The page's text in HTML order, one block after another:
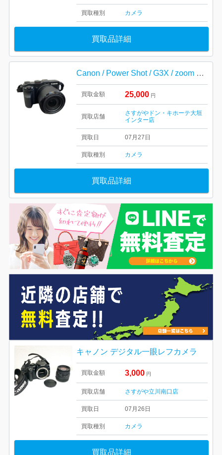
買取種別 カメラ
買取品詳細
Canon / Power Shot / G3X / zoom Lens 8.8-220.0mm / キャノン / パワーショット / 一眼レフカメラ
買取金額 25,000 円
買取店舗
さすがやドン・キホーテ大垣
インター店
買取日 07月27日
買取種別 カメラ
買取品詳細
キャノン デジタル一眼レフカメラ
買取金額 3,000 円
買取店舗 さすがや立川南口店
買取日 07月26日
買取種別 カメラ
買取品詳細